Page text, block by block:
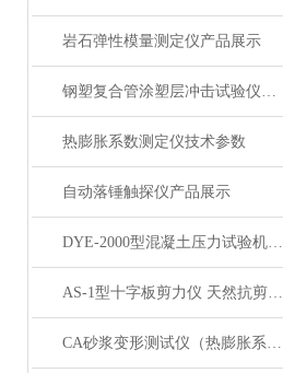
岩石弹性模量测定仪产品展示
钢塑复合管涂塑层冲击试验仪产品展示
热膨胀系数测定仪技术参数
自动落锤触探仪产品展示
DYE-2000型混凝土压力试验机200吨产品展示
AS-1型十字板剪力仪 天然抗剪强度 剪力仪展示
CA砂浆变形测试仪（热膨胀系数仪）产品展示